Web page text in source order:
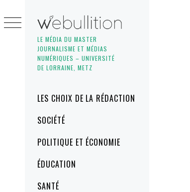
LE MÉDIA DU MASTER
JOURNALISME ET MÉDIAS
NUMÉRIQUES – UNIVERSITÉ
DE LORRAINE, METZ
MenuLES CHOIX DE LA RÉDACTION
SOCIÉTÉ
POLITIQUE ET ÉCONOMIE
ÉDUCATION
SANTÉ
to
content